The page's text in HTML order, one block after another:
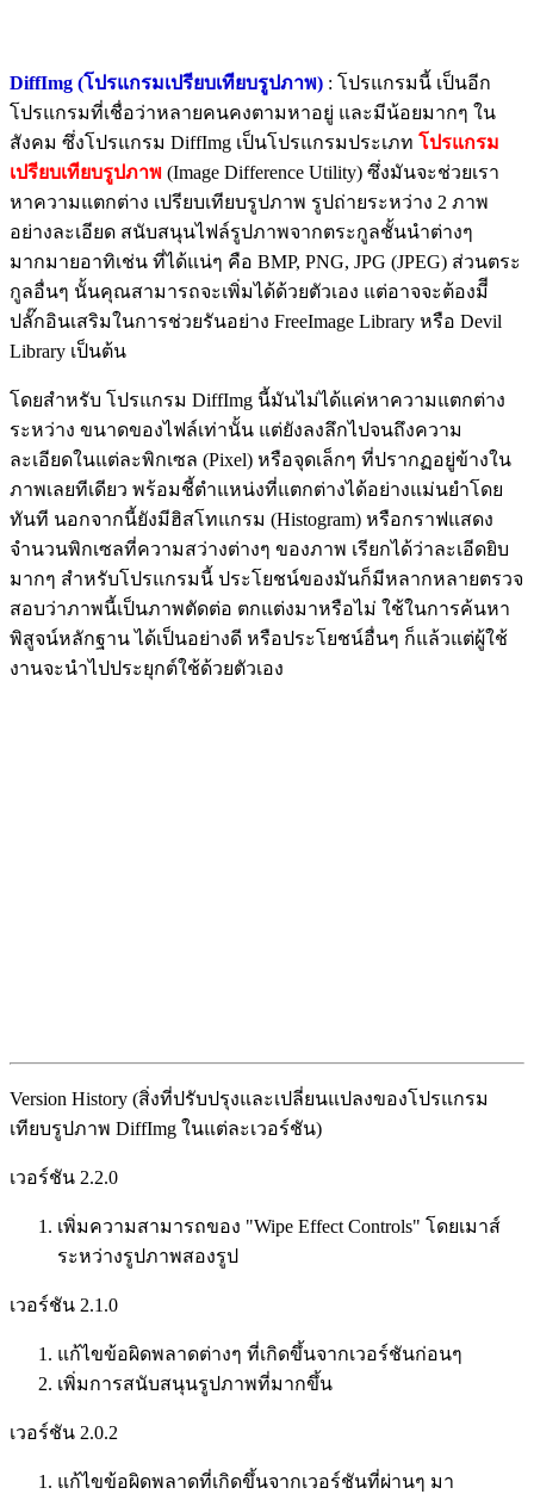
DiffImg (โปรแกรมเปรียบเทียบรูปภาพ) : โปรแกรมนี้ เป็นอีก
โปรแกรมที่เชื่อว่าหลายคนคงตามหาอยู่ และมีน้อยมากๆ ใน
สังคม ซึ่งโปรแกรม DiffImg เป็นโปรแกรมประเภท โปรแกรม
เปรียบเทียบรูปภาพ (Image Difference Utility) ซึ่งมันจะช่วยเรา
หาความแตกต่าง เปรียบเทียบรูปภาพ รูปถ่ายระหว่าง 2 ภาพ
อย่างละเอียด สนับสนุนไฟล์รูปภาพจากตระกูลชั้นนำต่างๆ
มากมายอาทิเช่น ที่ได้แน่ๆ คือ BMP, PNG, JPG (JPEG) ส่วนตระ
กูลอื่นๆ นั้นคุณสามารถจะเพิ่มได้ด้วยตัวเอง แต่อาจจะต้องมีี
ปลั๊กอินเสริมในการช่วยรันอย่าง FreeImage Library หรือ Devil
Library เป็นต้น
โดยสำหรับ โปรแกรม DiffImg นี้มันไม่ได้แค่หาความแตกต่าง
ระหว่าง ขนาดของไฟล์เท่านั้น แต่ยังลงลึกไปจนถึงความ
ละเอียดในแต่ละพิกเซล (Pixel) หรือจุดเล็กๆ ที่ปรากฏอยู่ข้างใน
ภาพเลยทีเดียว พร้อมชี้ตำแหน่งที่แตกต่างได้อย่างแม่นยำโดย
ทันที นอกจากนี้ยังมีฮิสโทแกรม (Histogram) หรือกราฟแสดง
จำนวนพิกเซลที่ความสว่างต่างๆ ของภาพ เรียกได้ว่าละเอีดยิบ
มากๆ สำหรับโปรแกรมนี้ ประโยชน์ของมันก็มีหลากหลายตรวจ
สอบว่าภาพนี้เป็นภาพตัดต่อ ตกแต่งมาหรือไม่ ใช้ในการค้นหา
พิสูจน์หลักฐาน ได้เป็นอย่างดี หรือประโยชน์อื่นๆ ก็แล้วแต่ผู้ใช้
งานจะนำไปประยุกต์ใช้ด้วยตัวเอง
Version History (สิ่งที่ปรับปรุงและเปลี่ยนแปลงของโปรแกรม
เทียบรูปภาพ DiffImg ในแต่ละเวอร์ชัน)
เวอร์ชัน 2.2.0
เพิ่มความสามารถของ "Wipe Effect Controls" โดยเมาส์
ระหว่างรูปภาพสองรูป
เวอร์ชัน 2.1.0
แก้ไขข้อผิดพลาดต่างๆ ที่เกิดขึ้นจากเวอร์ชันก่อนๆ
เพิ่มการสนับสนุนรูปภาพที่มากขึ้น
เวอร์ชัน 2.0.2
แก้ไขข้อผิดพลาดที่เกิดขึ้นจากเวอร์ชันที่ผ่านๆ มา